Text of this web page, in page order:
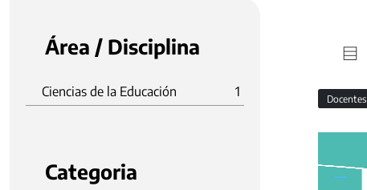
Área / Disciplina
Ciencias de la Educación 1
Categoria
Docentes